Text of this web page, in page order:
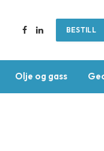
Facebook
LinkedInBESTILL
Olje og gass